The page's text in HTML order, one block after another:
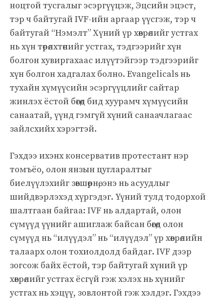
ноцтой тусгалыг эсэргүүцэж, Эцсийн эцэст,
тэр ч байтугай IVF-ийн аргаар үүсгэж, тэр ч
байтугай “Нэмэлт” Хүний үр хөврөлийг устгах
нь хүн төрөлхтөнийг устгах, тэдгээрийг хүн
болгон хувиргахаас илүүтэйгээр тэдгээрийг
хүн болгон хадгалах болно. Evangelicals нь
тухайн хүмүүсийн эсэргүүцлийг сайтар
жинлэх ёстой бөгөөд бид хуурамч хүмүүсийн
санаатай, үүнд гэмгүй хүний ​​санаачлагаас
зайлсхийх хэрэгтэй.
Гэхдээ ихэнх консерватив протестант нэр
томъёо, олон янзын цугларалтыг
биелүүлэхийг зөвшөөрнө, энэ нь асуудлыг
шийдвэрлэхэд хүргэдэг. Үүний тулд тодорхой
шалтгаан байгаа: IVF нь алдартай, олон
сүмүүд үүнийг ашиглаж байсан бөгөөд олон
сүмүүд нь “илүүдэл” нь “илүүдэл” үр хөврөлийн
талаарх олон тохиолдолд байдаг. IVF дээр
зогсож байх ёстой, тэр байтугай хүний ​​үр
хөврөлийг устгах ёсгүй гэж хэлэх нь хүнийг
устгах нь хэцүү, зовлонтой гэж хэлдэг. Гэхдээ